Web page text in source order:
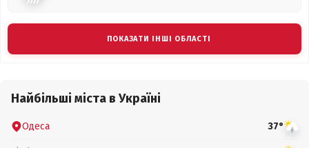
ПОКАЗАТИ ІНШІ ОБЛАСТІ
Найбільші міста в Україні
Одеса 37°